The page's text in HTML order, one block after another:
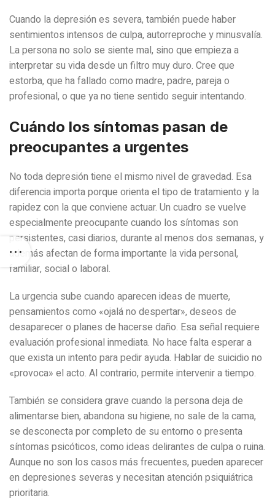
Cuando la depresión es severa, también puede haber
sentimientos intensos de culpa, autorreproche y minusvalía.
La persona no solo se siente mal, sino que empieza a
interpretar su vida desde un filtro muy duro. Cree que
estorba, que ha fallado como madre, padre, pareja o
profesional, o que ya no tiene sentido seguir intentando.
Cuándo los síntomas pasan de
preocupantes a urgentes
No toda depresión tiene el mismo nivel de gravedad. Esa
diferencia importa porque orienta el tipo de tratamiento y la
rapidez con la que conviene actuar. Un cuadro se vuelve
especialmente preocupante cuando los síntomas son
persistentes, casi diarios, durante al menos dos semanas, y
además afectan de forma importante la vida personal,
familiar, social o laboral.
La urgencia sube cuando aparecen ideas de muerte,
pensamientos como «ojalá no despertar», deseos de
desaparecer o planes de hacerse daño. Esa señal requiere
evaluación profesional inmediata. No hace falta esperar a
que exista un intento para pedir ayuda. Hablar de suicidio no
«provoca» el acto. Al contrario, permite intervenir a tiempo.
También se considera grave cuando la persona deja de
alimentarse bien, abandona su higiene, no sale de la cama,
se desconecta por completo de su entorno o presenta
síntomas psicóticos, como ideas delirantes de culpa o ruina.
Aunque no son los casos más frecuentes, pueden aparecer
en depresiones severas y necesitan atención psiquiátrica
prioritaria.